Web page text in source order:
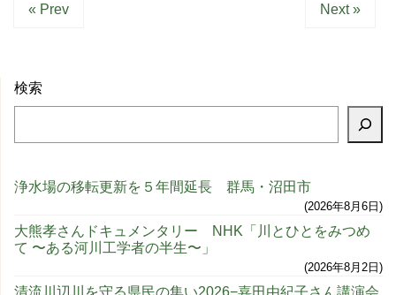
« Prev Next »
検索
浄水場の移転更新を５年間延長 群馬・沼田市
2026年8月6日
大熊孝さんドキュメンタリー NHK「川とひとをみつめ
て 〜ある河川工学者の半生〜」
2026年8月2日
清流川辺川を守る県民の集い2026−嘉田由紀子さん講演会